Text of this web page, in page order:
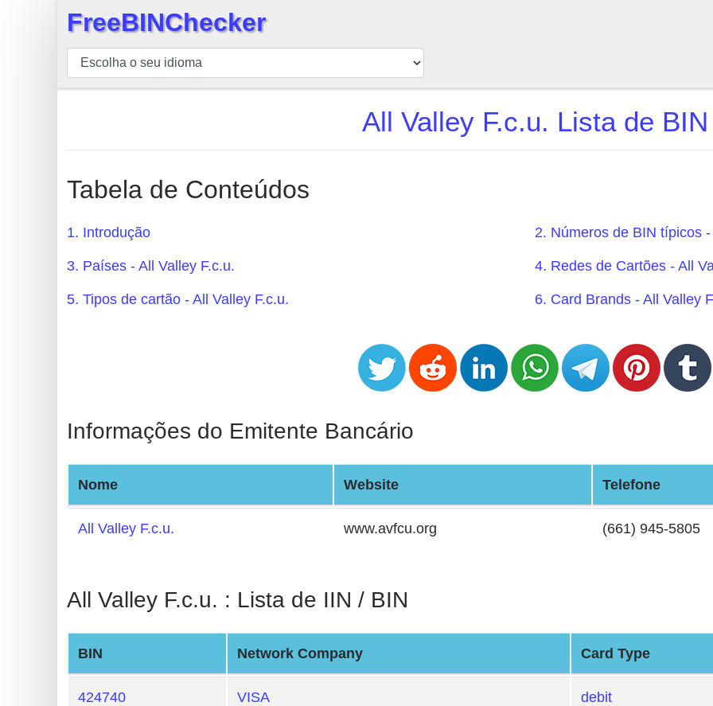
BIN
Verificador
BIN
Número
BIN
API
Generator
BIN
from
Banks
Credit
Card
Card
Random
Credit
Card
FreeBINChecker
All Valley F.c.u. Lista de BIN
Tabela de Conteúdos
1. Introdução 2. Números de BIN típicos
3. Países - All Valley F.c.u. 4. Redes de Cartões - All
5. Tipos de cartão - All Valley F.c.u. 6. Card Brands - All Valley
Informações do Emitente Bancário
Nome Website Telefone
All Valley F.c.u. www.avfcu.org (661) 945-5805
All Valley F.c.u. : Lista de IIN / BIN
BIN Network Company Card Type
424740 VISA debit